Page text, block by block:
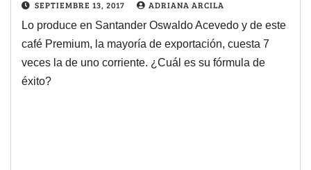
SEPTIEMBRE 13, 2017 ADRIANA ARCILA
Lo produce en Santander Oswaldo Acevedo y de este
café Premium, la mayoría de exportación, cuesta 7
veces la de uno corriente. ¿Cuál es su fórmula de
éxito?